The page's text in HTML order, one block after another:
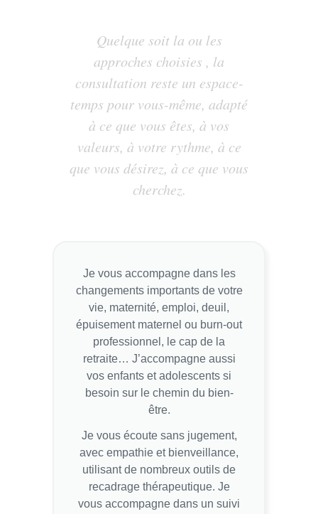
Quelque soit la ou les
approches choisies , la
consultation reste un espace-
temps pour vous-même, adapté
à ce que vous êtes, à vos
valeurs, à votre rythme, à ce
que vous désirez, à ce que vous
cherchez.
Je vous accompagne dans les
changements importants de votre
vie, maternité, emploi, deuil,
épuisement maternel ou burn-out
professionnel, le cap de la
retraite… J’accompagne aussi
vos enfants et adolescents si
besoin sur le chemin du bien-
être.
Je vous écoute sans jugement,
avec empathie et bienveillance,
utilisant de nombreux outils de
recadrage thérapeutique. Je
vous accompagne dans un suivi